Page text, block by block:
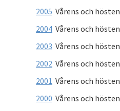
2005 Vårens och
2004 Vårens och
2003 Vårens och
2002 Vårens och
2001 Vårens och
2000 Vårens och